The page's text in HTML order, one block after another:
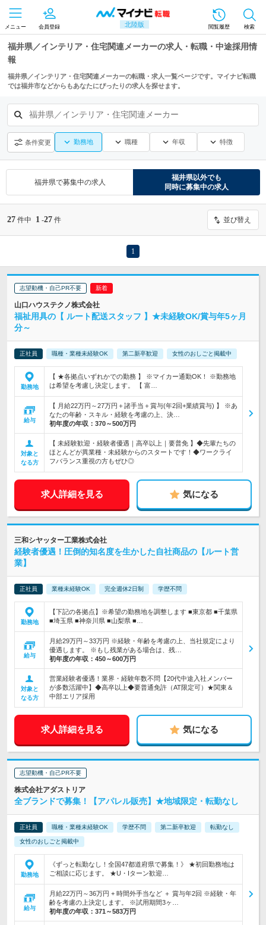
北陸版
メニュー 会員登録 閲覧履歴 検索
福井県／インテリア・住宅関連メーカーの求人・転職・中途採用情
報
福井県／インテリア・住宅関連メーカーの転職・求人一覧ページです。マイナビ転職
では福井市などからもあなたにぴったりの求人を探せます。
福井県／インテリア・住宅関連メーカー
条件変更 勤務地 職種 年収 特徴
福井県で募集中の求人
福井県以外でも
同時に募集中の求人
27 件中 1 -27 件 並び替え
1
志望動機・自己PR不要
山口ハウステクノ株式会社
福祉用具の【 ルート配送スタッフ 】★未経験OK/賞与年5ヶ月
分～
正社員 職種・業種未経験OK 第二新卒歓迎 女性のおしごと掲載中
勤務地
【 ★各拠点いずれかでの勤務 】 ※マイカー通勤OK！ ※勤務地
は希望を考慮し決定します。 【 富…
給与
【 月給22万円～27万円＋諸手当＋賞与(年2回+業績賞与) 】 ※あ
なたの年齢・スキル・経験を考慮の上、決…
初年度の年収： 370～500万円
対象と
なる方
【 未経験歓迎・経験者優遇｜高卒以上｜要普免 】◆先輩たちの
ほとんどが異業種・未経験からのスタートです！◆ワークライ
フバランス重視の方もぜひ◎
求人詳細を見る 気になる
三和シヤッター工業株式会社
経験者優遇！圧倒的知名度を生かした自社商品の【ルート営
業】
正社員 業種未経験OK 完全週休2日制 学歴不問
勤務地
【下記の各拠点】※希望の勤務地を調整します ■東京都 ■千葉県
■埼玉県 ■神奈川県 ■山梨県 ■…
給与
月給29万円～33万円 ※経験・年齢を考慮の上、当社規定により
優遇します。 ※もし残業がある場合は、残…
初年度の年収： 450～600万円
対象と
なる方
営業経験者優遇！業界・経験年数不問【20代中途入社メンバー
が多数活躍中】◆高卒以上◆要普通免許（AT限定可）★関東＆
中部エリア採用
求人詳細を見る 気になる
志望動機・自己PR不要
株式会社アダストリア
全ブランドで募集！【アパレル販売】★地域限定・転勤なし
正社員 職種・業種未経験OK 学歴不問 第二新卒歓迎 転勤なし
女性のおしごと掲載中
勤務地
《ずっと転勤なし！全国47都道府県で募集！》 ★初回勤務地は
ご相談に応じます。 ★U・Iターン歓迎…
給与
月給22万円～36万円 + 時間外手当など ＋ 賞与年2回 ※経験・年
齢を考慮の上決定します。 ※試用期間3ヶ…
初年度の年収： 371～583万円